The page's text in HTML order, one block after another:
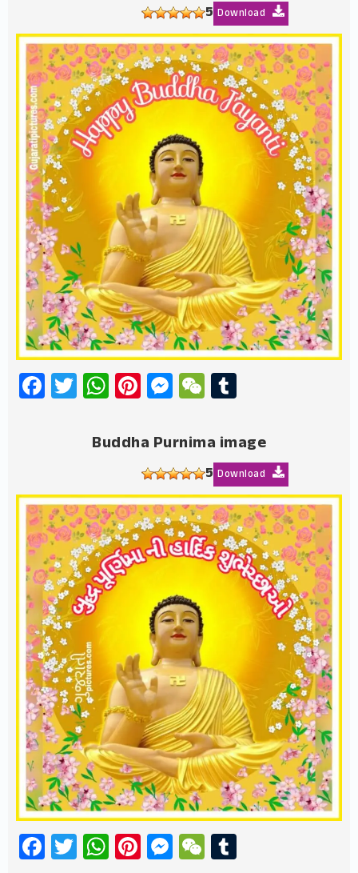
5 Download
Facebook
Twitter
WhatsApp
Pinterest
Messenger
WeChat
Buddha Purnima image
5 Download
Facebook
Twitter
WhatsApp
Pinterest
Messenger
WeChat